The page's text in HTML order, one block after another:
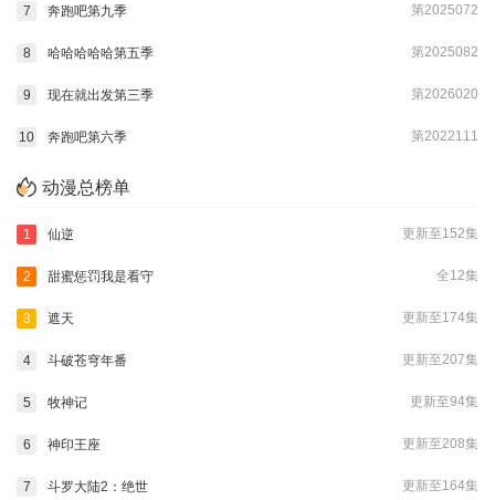
第2025072
7 奔跑吧第九季
第2025082
8 哈哈哈哈哈第五季
第2026020
9 现在就出发第三季
第2022111
10 奔跑吧第六季
动漫总榜单
更新至152集
1 仙逆
全12集
2 甜蜜惩罚我是看守
更新至174集
3 遮天
更新至207集
4 斗破苍穹年番
更新至94集
5 牧神记
更新至208集
6 神印王座
更新至164集
7 斗罗大陆2：绝世